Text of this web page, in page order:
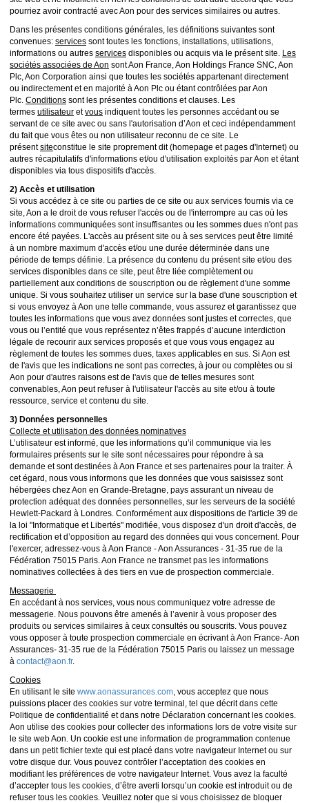
pourriez avoir contracté avec Aon pour des services similaires ou autres.
Dans les présentes conditions générales, les définitions suivantes sont
convenues: services sont toutes les fonctions, installations, utilisations,
informations ou autres services disponibles ou acquis via le présent site. Les
sociétés associées de Aon sont Aon France, Aon Holdings France SNC, Aon
Plc, Aon Corporation ainsi que toutes les sociétés appartenant directement
ou indirectement et en majorité à Aon Plc ou étant contrôlées par Aon
Plc. Conditions sont les présentes conditions et clauses. Les
termes utilisateur etvous indiquent toutes les personnes accédant ou se
servant de ce site avec ou sans l'autorisation d’Aon et ceci indépendamment
du fait que vous êtes ou non utilisateur reconnu de ce site. Le
présentsiteconstitue le site proprement dit (homepage et pages d'Internet) ou
autres récapitulatifs d'informations et/ou d'utilisation exploités par Aon et étant
disponibles via tous dispositifs d'accès.
2) Accès et utilisation
Si vous accédez à ce site ou parties de ce site ou aux services fournis via ce
site, Aon a le droit de vous refuser l'accès ou de l'interrompre au cas où les
informations communiquées sont insuffisantes ou les sommes dues n'ont pas
encore été payées. L'accès au présent site ou à ses services peut être limité
à un nombre maximum d'accès et/ou une durée déterminée dans une
période de temps définie. La présence du contenu du présent site et/ou des
services disponibles dans ce site, peut être liée complètement ou
partiellement aux conditions de souscription ou de règlement d'une somme
unique. Si vous souhaitez utiliser un service sur la base d'une souscription et
si vous envoyez à Aon une telle commande, vous assurez et garantissez que
toutes les informations que vous avez données sont justes et correctes, que
vous ou l’entité que vous représentez n’êtes frappés d’aucune interdiction
légale de recourir aux services proposés et que vous vous engagez au
règlement de toutes les sommes dues, taxes applicables en sus. Si Aon est
de l'avis que les indications ne sont pas correctes, à jour ou complètes ou si
Aon pour d'autres raisons est de l'avis que de telles mesures sont
convenables, Aon peut refuser à l'utilisateur l'accès au site et/ou à toute
ressource, service et contenu du site.
3) Données personnelles
Collecte et utilisation des données nominatives
L’utilisateur est informé, que les informations qu’il communique via les
formulaires présents sur le site sont nécessaires pour répondre à sa
demande et sont destinées à Aon France et ses partenaires pour la traiter. À
cet égard, nous vous informons que les données que vous saisissez sont
hébergées chez Aon en Grande-Bretagne, pays assurant un niveau de
protection adéquat des données personnelles, sur les serveurs de la société
Hewlett-Packard à Londres. Conformément aux dispositions de l'article 39 de
la loi "Informatique et Libertés" modifiée, vous disposez d'un droit d'accès, de
rectification et d’opposition au regard des données qui vous concernent. Pour
l'exercer, adressez-vous à Aon France - Aon Assurances - 31-35 rue de la
Fédération 75015 Paris. Aon France ne transmet pas les informations
nominatives collectées à des tiers en vue de prospection commerciale.
Messagerie
En accédant à nos services, vous nous communiquez votre adresse de
messagerie. Nous pouvons être amenés à l’avenir à vous proposer des
produits ou services similaires à ceux consultés ou souscrits. Vous pouvez
vous opposer à toute prospection commerciale en écrivant à Aon France- Aon
Assurances- 31-35 rue de la Fédération 75015 Paris ou laissez un message
à contact@aon.fr.
Cookies
En utilisant le site www.aonassurances.com, vous acceptez que nous
puissions placer des cookies sur votre terminal, tel que décrit dans cette
Politique de confidentialité et dans notre Déclaration concernant les cookies.
Aon utilise des cookies pour collecter des informations lors de votre visite sur
le site web Aon. Un cookie est une information de programmation contenue
dans un petit fichier texte qui est placé dans votre navigateur Internet ou sur
votre disque dur. Vous pouvez contrôler l’acceptation des cookies en
modifiant les préférences de votre navigateur Internet. Vous avez la faculté
d’accepter tous les cookies, d’être averti lorsqu’un cookie est introduit ou de
refuser tous les cookies. Veuillez noter que si vous choisissez de bloquer